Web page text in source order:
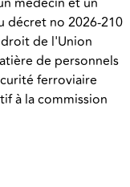
décret no 2026-210
de l'Union
de personnels
ferroviaire
à la commission